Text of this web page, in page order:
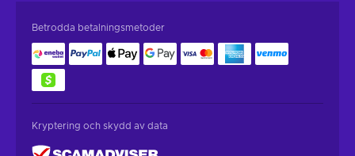
Betrodda betalningsmetoder
Kryptering och skydd av data